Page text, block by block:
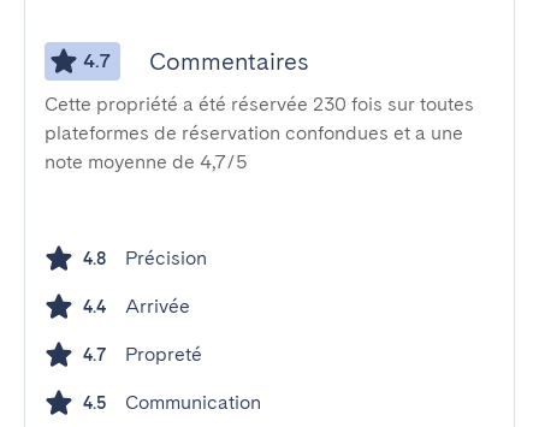
4.7 Commentaires
Cette propriété a été réservée 230 fois sur toutes
plateformes de réservation confondues et a une
note moyenne de 4,7/5
4.8 Précision
4.4 Arrivée
4.7 Propreté
4.5 Communication